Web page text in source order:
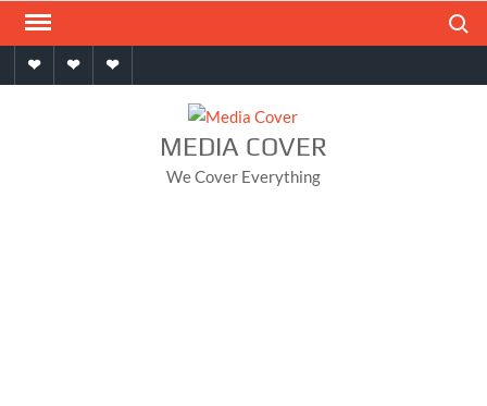
Skip
contentHomeAboutContact
MEDIA COVER
We Cover Everything